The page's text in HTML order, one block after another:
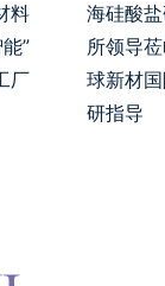
料
”
厂
海硅酸
所领导
球新材
研指导